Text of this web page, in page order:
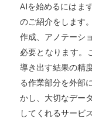
AIを始めるにはま
のご紹介をします
作成、アノテーシ
必要となります。
導き出す結果の精
る作業部分を外部
かし、大切なデー
してくれるサービ